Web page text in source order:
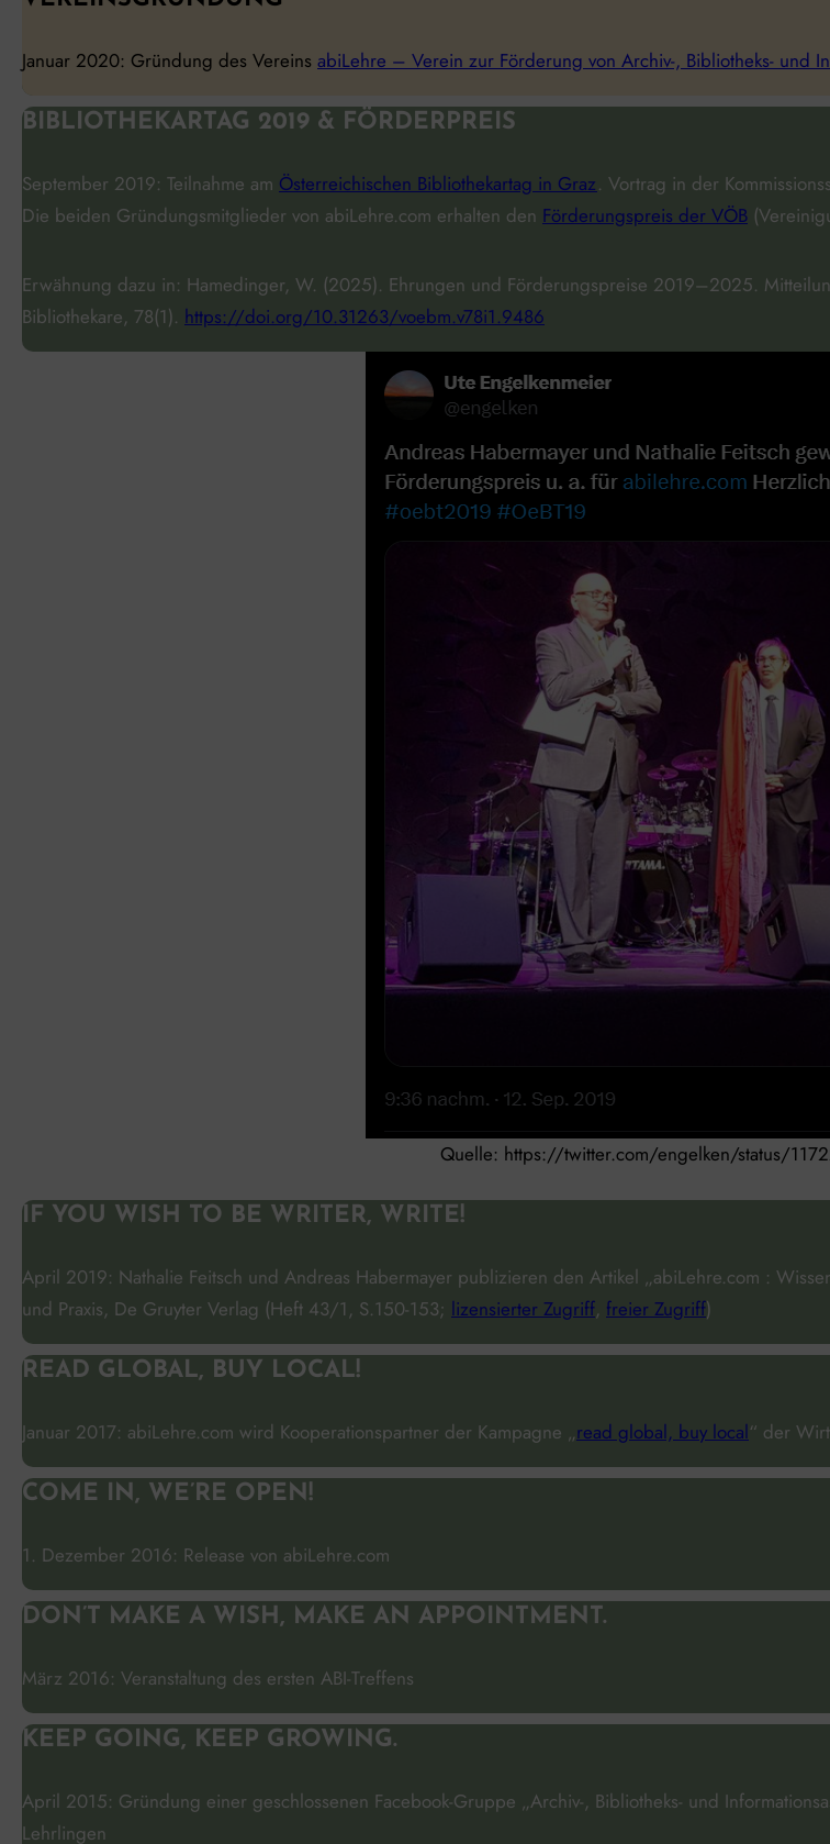
Januar 2020: Gründung des Vereins abiLehre – Verein zur Förderung von Archiv-, Bibliotheks- und
BIBLIOTHEKARTAG 2019 & FÖRDERPREIS
September 2019: Teilnahme am Österreichischen Bibliothekartag in Graz. Vortrag in der
Die beiden Gründungsmitglieder von abiLehre.com erhalten den Förderungspreis der VÖB
Erwähnung dazu in: Hamedinger, W. (2025). Ehrungen und Förderungspreise 2019–2025.
Bibliothekare, 78(1). https://doi.org/10.31263/voebm.v78i1.9486
Quelle: https://twitter.com/engelken/status/
IF YOU WISH TO BE WRITER, WRITE!
April 2019: Nathalie Feitsch und Andreas Habermayer publizieren den Artikel „abiLehre.com :
und Praxis, De Gruyter Verlag (Heft 43/1, S.150-153; lizensierter Zugriff, freier Zugriff)
READ GLOBAL, BUY LOCAL!
Januar 2017: abiLehre.com wird Kooperationspartner der Kampagne „read global, buy local“ der
COME IN, WE’RE OPEN!
1. Dezember 2016: Release von abiLehre.com
DON’T MAKE A WISH, MAKE AN APPOINTMENT.
März 2016: Veranstaltung des ersten ABI-Treffens
KEEP GOING, KEEP GROWING.
April 2015: Gründung einer geschlossenen Facebook-Gruppe „Archiv-, Bibliotheks- und
Lehrlingen